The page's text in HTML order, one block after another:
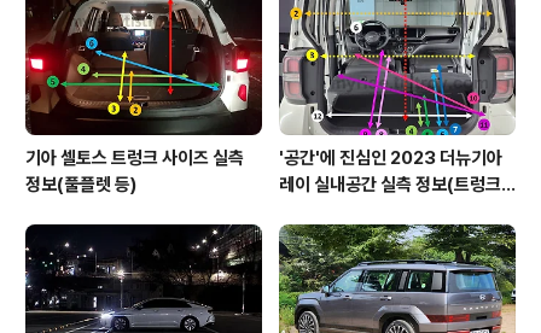
기아 셀토스 트렁크 사이즈 실측
정보(풀플렛 등)
'공간'에 진심인 2023 더뉴기아
레이 실내공간 실측 정보(트렁크,